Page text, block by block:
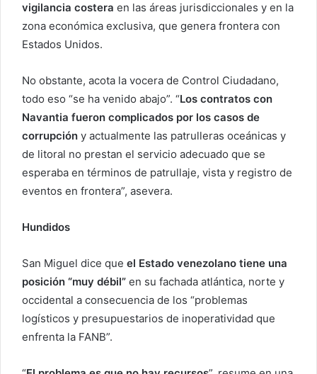
vigilancia costera en las áreas jurisdiccionales y en la
zona económica exclusiva, que genera frontera con
Estados Unidos.
No obstante, acota la vocera de Control Ciudadano,
todo eso “se ha venido abajo”. “Los contratos con
Navantia fueron complicados por los casos de
corrupción y actualmente las patrulleras oceánicas y
de litoral no prestan el servicio adecuado que se
esperaba en términos de patrullaje, vista y registro de
eventos en frontera”, asevera.
Hundidos
San Miguel dice que el Estado venezolano tiene una
posición “muy débil” en su fachada atlántica, norte y
occidental a consecuencia de los “problemas
logísticos y presupuestarios de inoperatividad que
enfrenta la FANB”.